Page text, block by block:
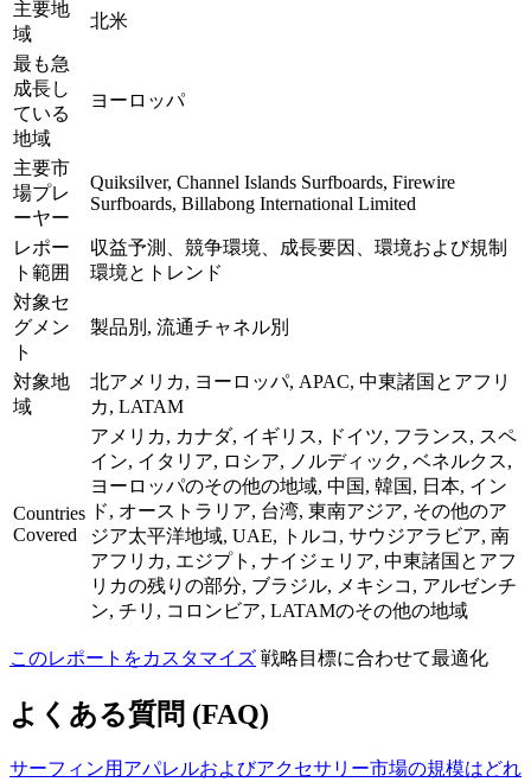
主要地
域
北米
最も急
成長し
ている
地域
ヨーロッパ
主要市
場プレ
ーヤー
Quiksilver, Channel Islands Surfboards, Firewire
Surfboards, Billabong International Limited
レポー
ト範囲
収益予測、競争環境、成長要因、環境および規制
環境とトレンド
対象セ
グメン
ト
製品別, 流通チャネル別
対象地
域
北アメリカ, ヨーロッパ, APAC, 中東諸国とアフリ
カ, LATAM
Countries
Covered
アメリカ, カナダ, イギリス, ドイツ, フランス, スペ
イン, イタリア, ロシア, ノルディック, ベネルクス,
ヨーロッパのその他の地域, 中国, 韓国, 日本, イン
ド, オーストラリア, 台湾, 東南アジア, その他のア
ジア太平洋地域, UAE, トルコ, サウジアラビア, 南
アフリカ, エジプト, ナイジェリア, 中東諸国とアフ
リカの残りの部分, ブラジル, メキシコ, アルゼンチ
ン, チリ, コロンビア, LATAMのその他の地域
このレポートをカスタマイズ 戦略目標に合わせて最適化
よくある質問 (FAQ)
サーフィン用アパレルおよびアクセサリー市場の規模はどれ